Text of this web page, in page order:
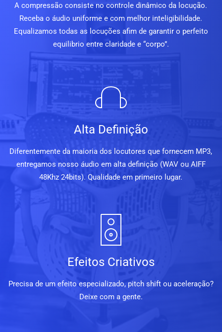
A compressão consiste no controle dinâmico da locução.
Receba o áudio uniforme e com melhor inteligibilidade.
Equalizamos todas as locuções afim de garantir o perfeito
equilibrio entre claridade e “corpo”.
Alta Definição
Diferentemente da maioria dos locutores que fornecem MP3,
entregamos nosso áudio em alta definição (WAV ou AIFF
48Khz 24bits). Qualidade em primeiro lugar.
Efeitos Criativos
Precisa de um efeito especializado, pitch shift ou aceleração?
Deixe com a gente.